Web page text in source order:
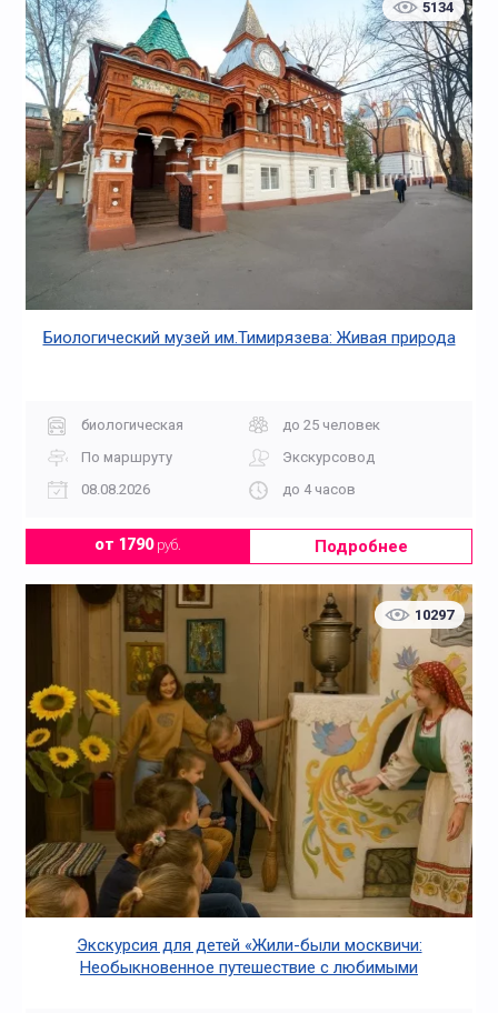
5134
Биологический музей им.Тимирязева: Живая природа
биологическая
до 25 человек
По маршруту
Экскурсовод
08.08.2026
до 4 часов
от 1790руб. Подробнее
10297
Экскурсия для детей «Жили-были москвичи:
Необыкновенное путешествие с любимыми